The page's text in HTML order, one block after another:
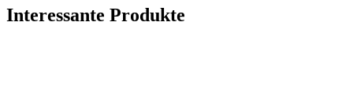
Interessante Produkte